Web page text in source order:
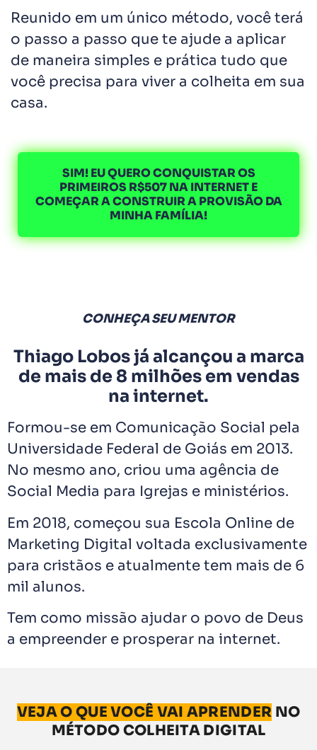
Reunido em um único método, você terá
o passo a passo que te ajude a aplicar
de maneira simples e prática tudo que
você precisa para viver a colheita em sua
casa.
SIM! EU QUERO CONQUISTAR OS
PRIMEIROS R$507 NA INTERNET E
COMEÇAR A CONSTRUIR A PROVISÃO DA
MINHA FAMÍLIA!
CONHEÇA SEU MENTOR
Thiago Lobos já alcançou a marca
de mais de 8 milhões em vendas
na internet.
Formou-se em Comunicação Social pela
Universidade Federal de Goiás em 2013.
No mesmo ano, criou uma agência de
Social Media para Igrejas e ministérios.
Em 2018, começou sua Escola Online de
Marketing Digital voltada exclusivamente
para cristãos e atualmente tem mais de 6
mil alunos.
Tem como missão ajudar o povo de Deus
a empreender e prosperar na internet.
VEJA O QUE VOCÊ VAI APRENDER NO
MÉTODO COLHEITA DIGITAL